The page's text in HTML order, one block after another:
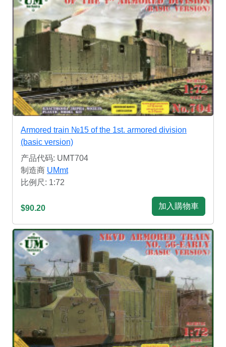
Armored train №15 of the 1st. armored division
(basic version)
产品代码: UMT704
制造商 UMmt
比例尺: 1:72
$90.20 加入購物車